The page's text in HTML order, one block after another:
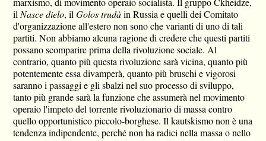
il Nasce dielo, ilGolos trudàin Russia e quelli dei Comitato
d'organizzazione all'estero non sono che varianti di uno di tali
partiti. Non abbiamo alcuna ragione di credere che questi partiti
possano scomparire prima della rivoluzione sociale. Al
contrario, quanto più questa rivoluzione sarà vicina, quanto più
potentemente essa divamperà, quanto più bruschi e vigorosi
saranno i passaggi e gli sbalzi nel suo processo di sviluppo,
tanto più grande sarà la funzione che assumerà nel movimento
operaio l'impeto del torrente rivoluzionario di massa contro
quello opportunistico piccolo-borghese. Il kautskismo non è una
tendenza indipendente, perché non ha radici nella massa o nello